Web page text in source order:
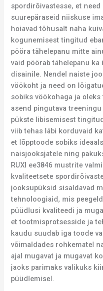
spordirõivastesse, et
suurepäraseid niiskuse
hoiavad tõhusalt naha
kogunemisest tingitud
pööra tähelepanu mitte
vaid pöörab tähelepanu
disainile. Nendel naiste
vöökoht ja need on
sobiks vöökohaga ja
asend pingutava
pükste libisemisest
viib tehas läbi korduvaid
et lõpptoode sobiks
naisjooksjatele ning
RUXI ee3846 mustrite
kvaliteetsete
jooksupüksid sisaldavad
tehnoloogiaid, mis
püüdlusi kvaliteedi ja
et tootmisprotsesside ja
kaudu suudab iga toode
võimaldades rohkematel
ajal mugavat ja mugavat
jaoks parimaks valikuks
püüdlemisel.